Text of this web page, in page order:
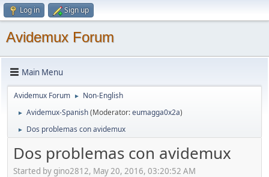
Log in Sign up
Avidemux Forum
Main Menu
Avidemux Forum ► Non-English
► Avidemux-Spanish(Moderator:eumagga0x2a)
► Dos problemas con avidemux
Dos problemas con avidemux
Started by gino2812, May 20, 2016, 03:20:52 AM